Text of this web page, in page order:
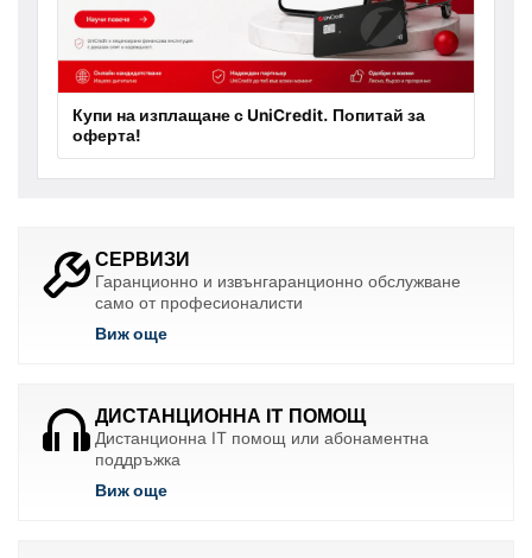
Купи на изплащане с UniCredit. Попитай за
оферта!
СЕРВИЗИ
Гаранционно и извънгаранционно обслужване
само от професионалисти
Виж още
ДИСТАНЦИОННА IT ПОМОЩ
Дистанционна IT помощ или абонаментна
поддръжка
Виж още